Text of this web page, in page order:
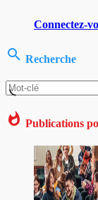
Connectez-
Recherche
Publications